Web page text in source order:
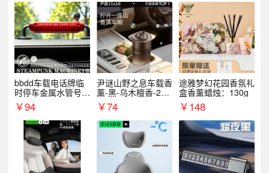
bbdd车载电话牌临
时停车金属水管号码
牌可隐藏创意趣味
￥94
尹谜山野之息车载香
薰-黑-乌木檀香-200
g￥74
途雅梦幻花园香氛礼
盒香薰蜡烛：130g
￥148